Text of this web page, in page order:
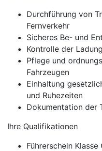
Durchführung von
Fernverkehr
Sicheres Be- und
Kontrolle der
Pflege und
Fahrzeugen
Einhaltung
und Ruhezeiten
Dokumentation der
Ihre Qualifikationen
Führerschein Klasse